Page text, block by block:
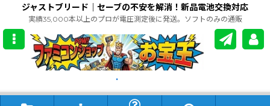
ジャストブリード｜セーブの不安を解消！新品電池交換対応
実績35,000本以上のプロが電圧測定後に発送。ソフトのみの通販
.